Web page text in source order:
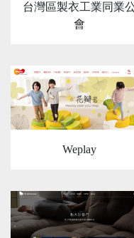
台灣區製衣工業同業
會
Weplay